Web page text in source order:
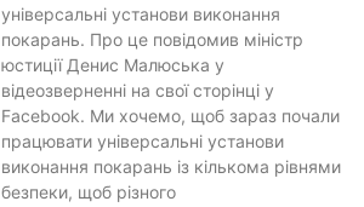
універсальні установи виконання
покарань. Про це повідомив міністр
юстиції Денис Малюська у
відеозверненні на свої сторінці у
Facebook. Ми хочемо, щоб зараз почали
працювати універсальні установи
виконання покарань із кількома рівнями
безпеки, щоб різного